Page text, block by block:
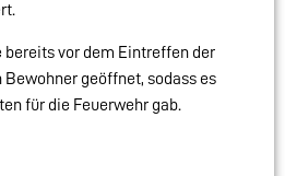
bereits vor dem Eintreffen der
geöffnet, sodass es
für die Feuerwehr gab.